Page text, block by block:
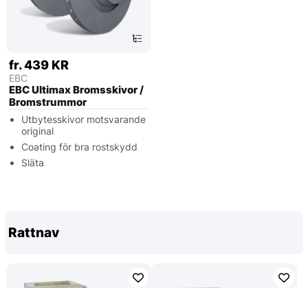
fr. 439 KR
EBC
EBC Ultimax Bromsskivor /
Bromstrummor
Utbytesskivor motsvarande
original
Coating för bra rostskydd
Släta
Rattnav